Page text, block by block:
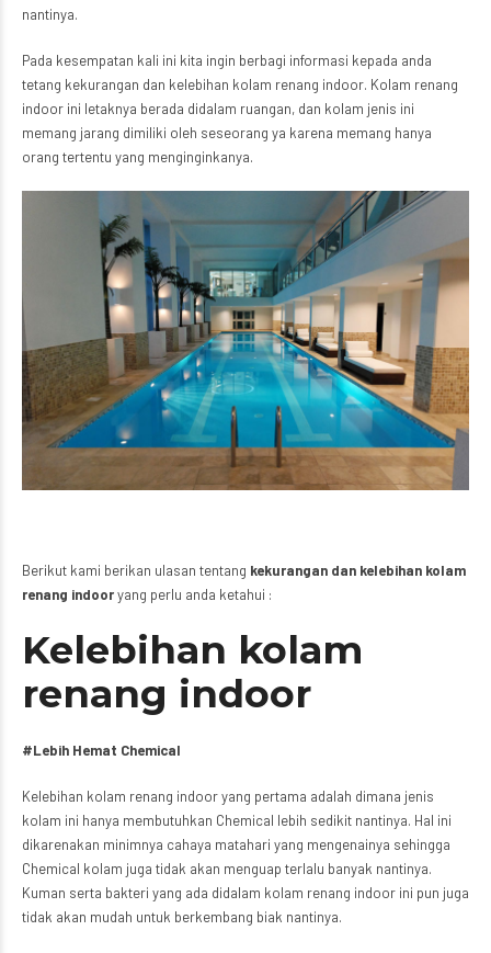
nantinya.
Pada kesempatan kali ini kita ingin berbagi informasi kepada anda
tetang kekurangan dan kelebihan kolam renang indoor. Kolam renang
indoor ini letaknya berada didalam ruangan, dan kolam jenis ini
memang jarang dimiliki oleh seseorang ya karena memang hanya
orang tertentu yang menginginkanya.
Berikut kami berikan ulasan tentang kekurangan dan kelebihan kolam
renang indooryang perlu anda ketahui :
Kelebihan kolam
renang indoor
#Lebih Hemat Chemical
Kelebihan kolam renang indoor yang pertama adalah dimana jenis
kolam ini hanya membutuhkan Chemical lebih sedikit nantinya. Hal ini
dikarenakan minimnya cahaya matahari yang mengenainya sehingga
Chemical kolam juga tidak akan menguap terlalu banyak nantinya.
Kuman serta bakteri yang ada didalam kolam renang indoor ini pun juga
tidak akan mudah untuk berkembang biak nantinya.